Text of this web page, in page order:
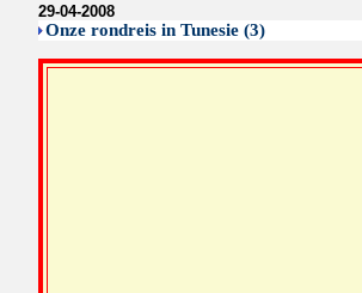
29-04-2008
Onze rondreis in Tunesie (3)